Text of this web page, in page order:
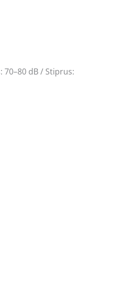
70–80 dB / Stiprus: